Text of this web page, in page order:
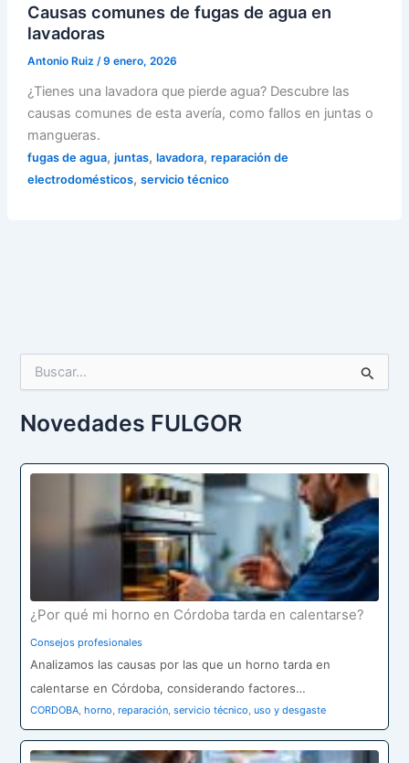
Causas comunes de fugas de agua en
lavadoras
Antonio Ruiz /9 enero, 2026
¿Tienes una lavadora que pierde agua? Descubre las
causas comunes de esta avería, como fallos en juntas o
mangueras.
fugas de agua, juntas, lavadora, reparación de
electrodomésticos, servicio técnico
c
a
p
Novedades FULGOR
¿Por qué mi horno en Córdoba tarda en calentarse?
Consejos profesionales
Analizamos las causas por las que un horno tarda en
calentarse en Córdoba, considerando factores…
CORDOBA,horno,reparación,servicio técnico,uso y desgaste